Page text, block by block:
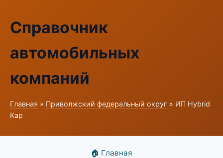
Справочник
автомобильных
компаний
Главная » Приволжский федеральный округ » ИП Hybrid
Кар
🏠 Главная